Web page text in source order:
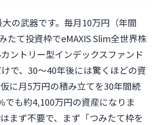
の武器です。毎月10万円（年間
たて投資枠でeMAXIS Slim全世界株
ントリー型インデックスファンド
で、30〜40年後には驚くほどの資
に月5万円の積み立てを30年間続
でも約4,100万円の資産になりま
まず不要で、まず「つみたて枠を